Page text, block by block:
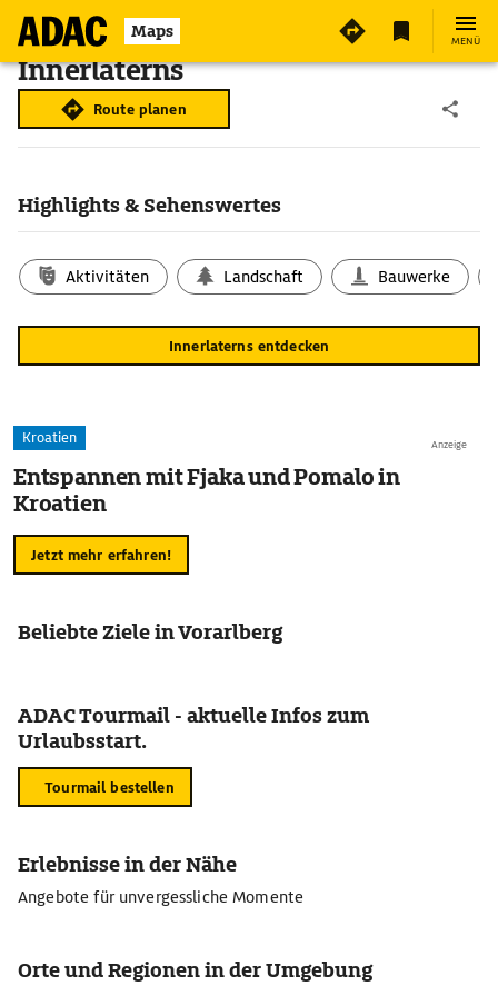
Maps MENÜ
Innerlaterns
Route planen
Highlights & Sehenswertes
Aktivitäten Landschaft Bauwerke
Innerlaterns entdecken
Anzeige
Kroatien
Entspannen mit Fjaka und Pomalo in
Kroatien
Jetzt mehr erfahren!
Beliebte Ziele in Vorarlberg
ADAC Tourmail - aktuelle Infos zum
Urlaubsstart.
Tourmail bestellen
Erlebnisse in der Nähe
Angebote für unvergessliche Momente
Orte und Regionen in der Umgebung